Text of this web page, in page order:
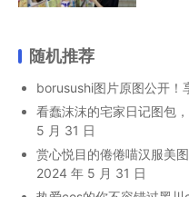
随机推荐
borusushi图片原图公开！
看蠢沫沫的宅家日记图包
5 月 31 日
赏心悦目的倦倦喵汉服美
2024 年 5 月 31 日